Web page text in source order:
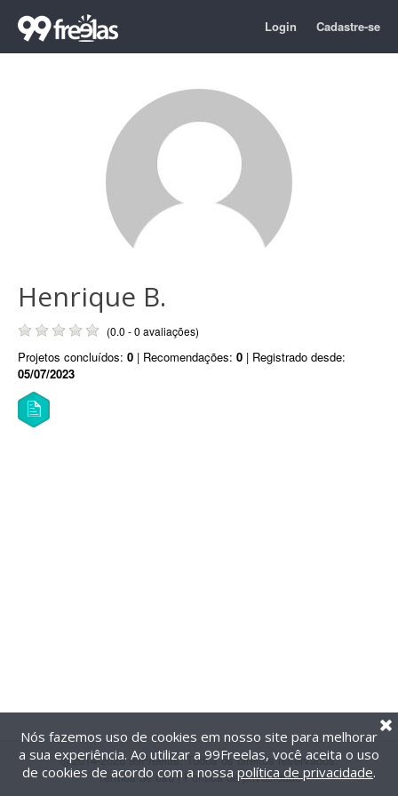
Login Cadastre-se
Henrique B.
(0.0 - 0 avaliações)
Projetos concluídos: 0 | Recomendações: 0 | Registrado desde:
05/07/2023
@2014-2026 99Freelas. Todos os direitos reservados.
Termos de uso| Política de privacidade
Nós fazemos uso de cookies em nosso site para melhorar
a sua experiência. Ao utilizar a 99Freelas, você aceita o uso
de cookies de acordo com a nossa política de privacidade.